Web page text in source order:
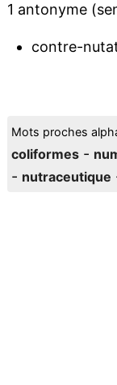
1 antonyme
contre-
Mots proches
coliformes-
- nutraceutique